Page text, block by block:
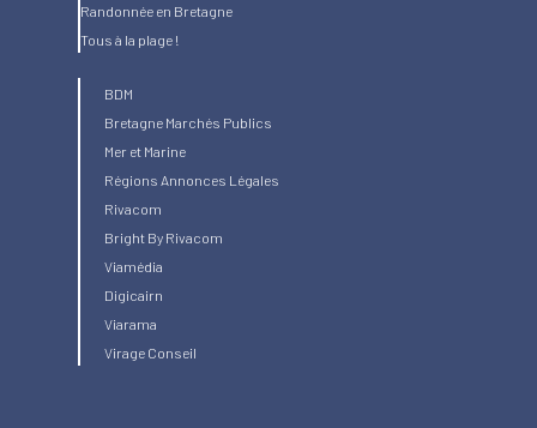
Randonnée en Bretagne
Tous à la plage !
BDM
Bretagne Marchés Publics
Mer et Marine
Régions Annonces Légales
Rivacom
Bright By Rivacom
Viamédia
Digicairn
Viarama
Virage Conseil